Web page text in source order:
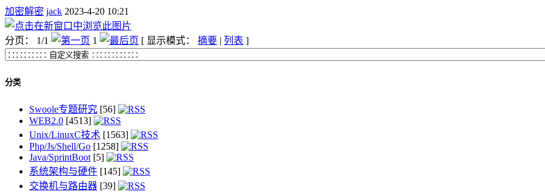
加密解密 jack 2023-4-20 10:21
分页： 1/1 1 [ 显示模式： 摘要 | 列表 ]
分类
Swoole专题研究 [56]
WEB2.0 [4513]
Unix/LinuxC技术 [1563]
Php/Js/Shell/Go [1258]
Java/SprintBoot [5]
系统架构与硬件 [145]
交换机与路由器 [39]